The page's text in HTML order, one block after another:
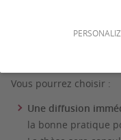
Vous pourrez choisir :
Une diffusion
la bonne pratique